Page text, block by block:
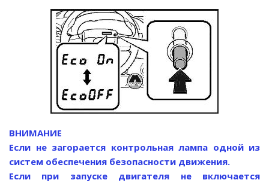
ВНИМАНИЕ
Если не загорается контрольная лампа одной из
систем обеспечения безопасности движения.
Если при запуске двигателя не включается